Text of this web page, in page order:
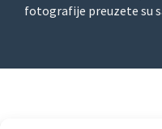
fotografije preuzete su